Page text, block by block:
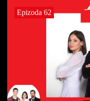
Epizoda 62